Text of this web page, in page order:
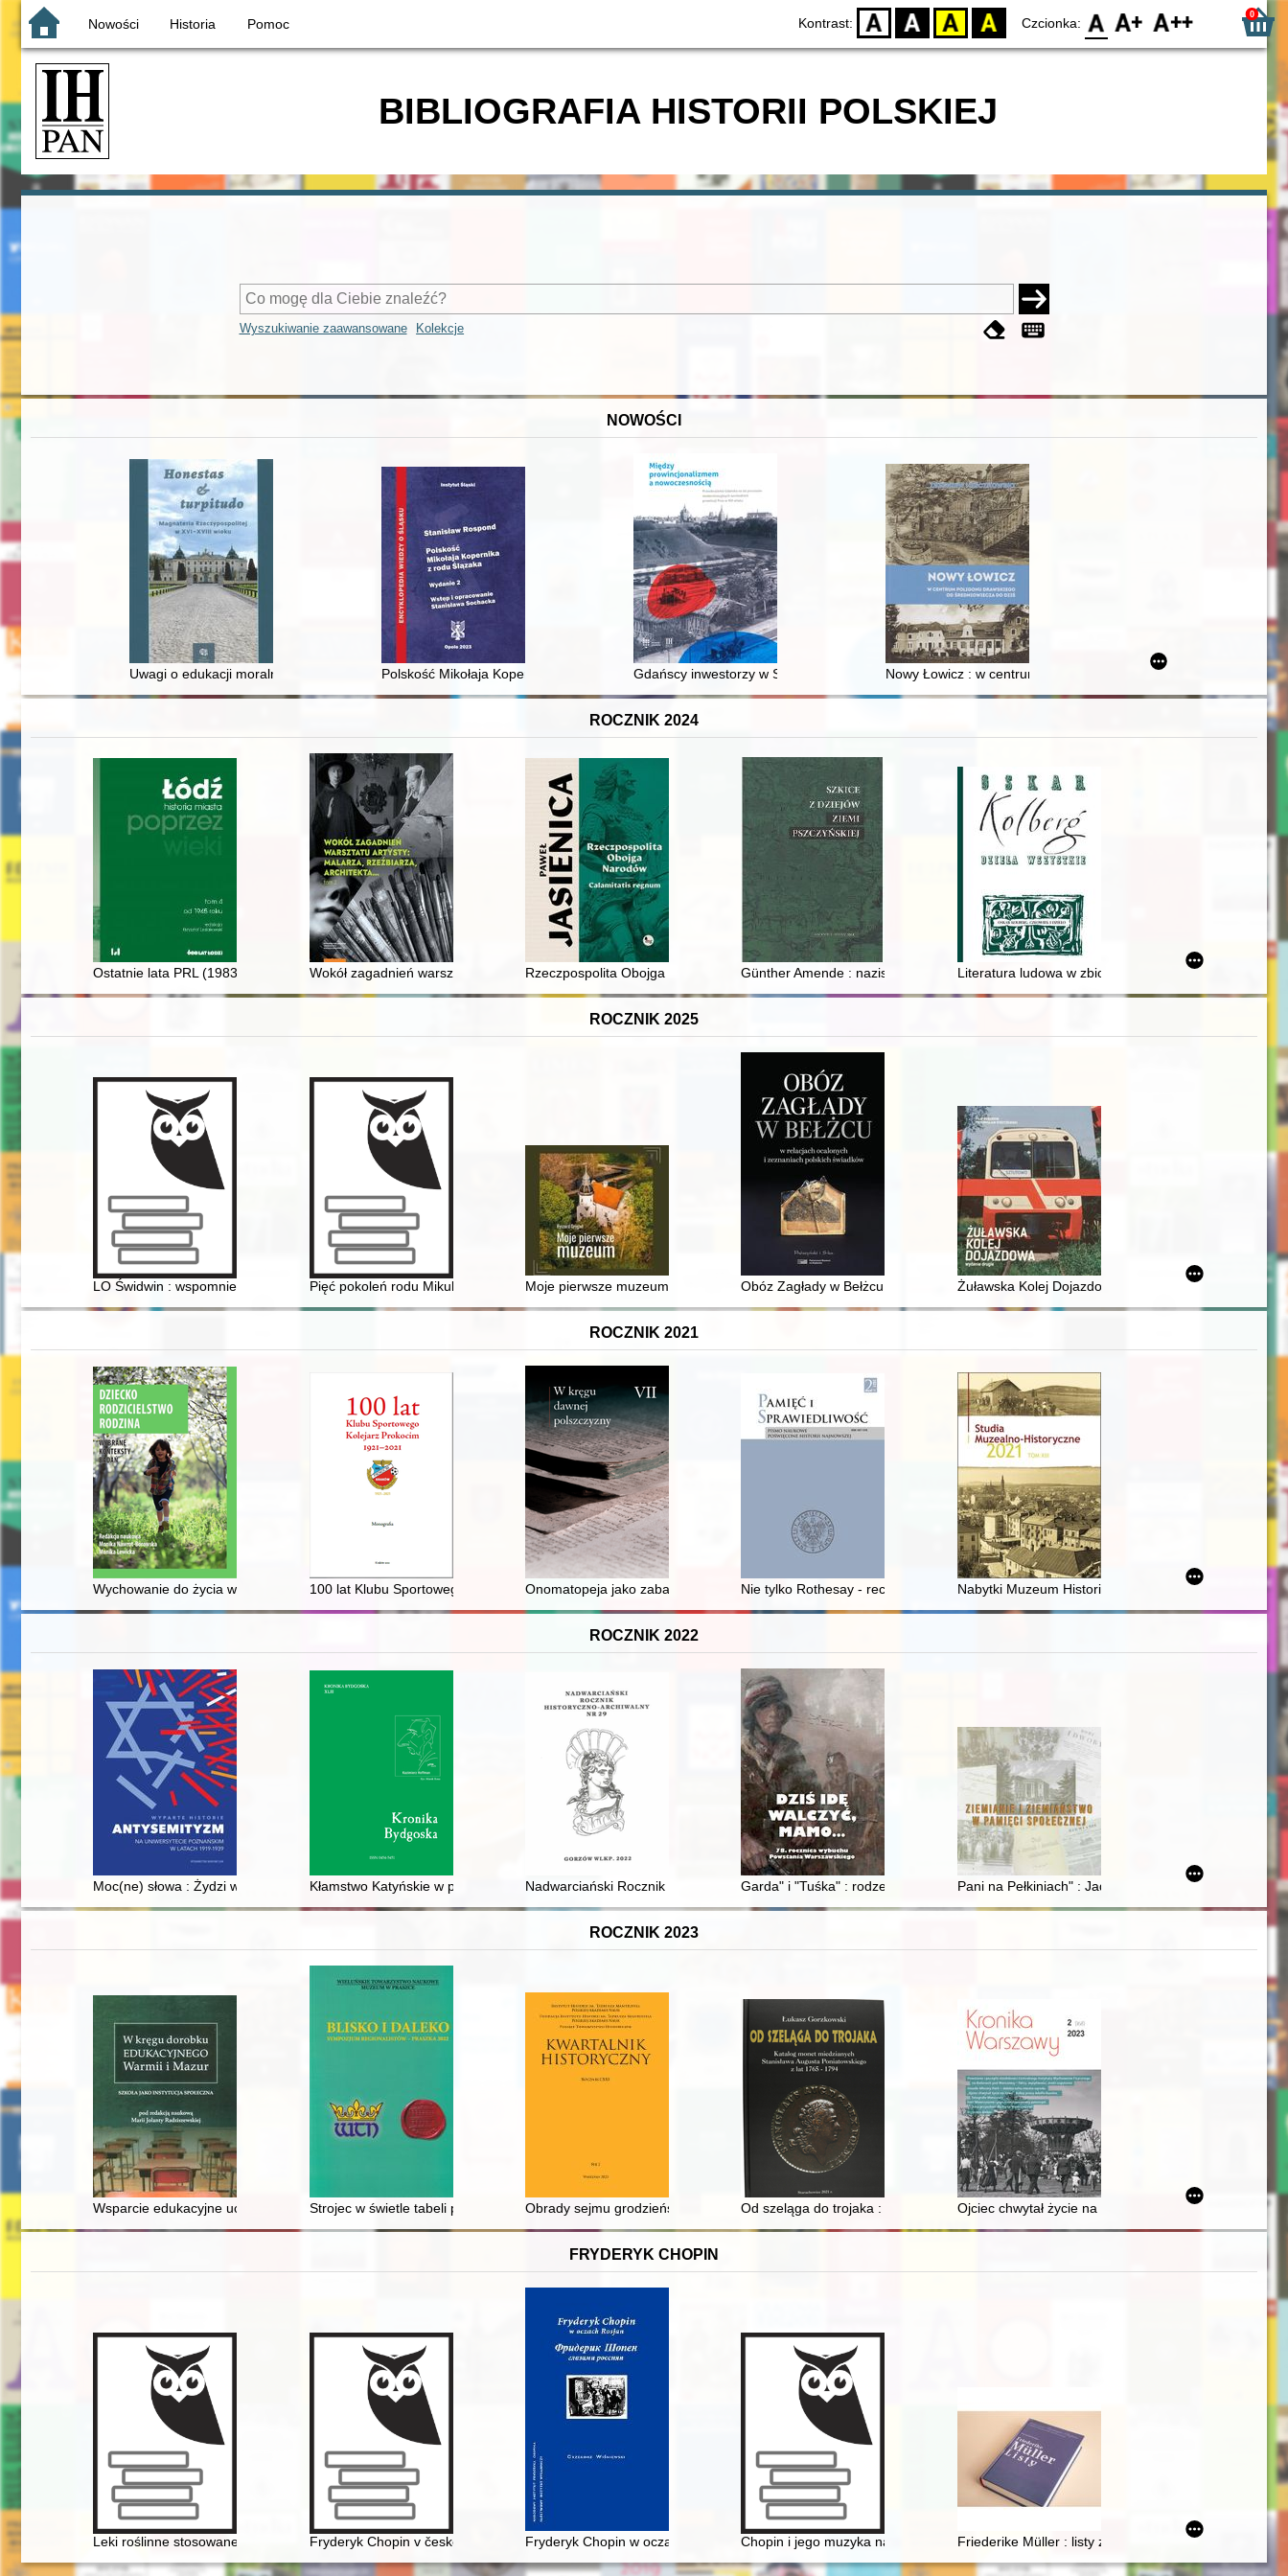
Nowości Historia Pomoc Kontrast: D BW YB BY Czcionka: F0 F1 F2 0
BIBLIOGRAFIA HISTORII POLSKIEJ
Wyszukiwanie zaawansowane Kolekcje
NOWOŚCI
Uwagi o edukacji moralnej synów szlacheckich w XVI-wiecznej Rzeczypospolitej
Polskość Mikołaja Kopernika z rodu ŚlązakaGdańscy inwestorzy w Sopocie : prestiż finansowy i towarzyski lokalnego mieszczaństwa w 2. poł. XIX w
Nowy Łowicz : w centrum poligonu drawskiego od średniowiecza
ROCZNIK 2024
Ostatnie lata PRL (1983-1989) Wokół zagadnień warsztatu artysty : malarza, rzeźbiarza, architekta... T. 2
Rzeczpospolita Obojga Narodów : calamitatis regnumGünther Amende : nazistowski nauczyciel w Bojszowach w czasie drugiej wojny światowej
Literatura ludowa w zbiorach Oskara Kolberga
ROCZNIK 2025
LO Świdwin : wspomnienia absolwentów : rocznik 1975
Pięć pokoleń rodu Mikulskich. T. 1 Moje pierwsze muzeum Obóz Zagłady w Bełżcu : w relacjach ocalonych i zeznaniach polskich świadków
Żuławska Kolej Dojazdowa
ROCZNIK 2021
Wychowanie do życia w rodzinie" w polskich szkołach - w kontekście uwarunkowań prawnych i społecznych : rys historyczny
100 lat Klubu Sportowego Kolejarz Prokocim 1921-2021 : monografiaOnomatopeja jako zabawa dźwiękiem w "Historii uciesznej o królewnie Banialuce" Hieronima Morsztyna
Nie tylko Rothesay - recenzja] Nabytki Muzeum Historii Kielc w 2020 r
ROCZNIK 2022
Moc(ne) słowa : Żydzi w poznańskiej prasie antysemickiej lat trzydziestych XX wieku
Kłamstwo Katyńskie w prasie województwa pomorskiego (1945-1950)
Nadwarciański Rocznik Historyczno-Archiwalny. Nr 29 (2022)Garda" i "Tuśka" : rodzeństwo Czaykowskich w Powstaniu Warszawskim
Pani na Pełkiniach" : Jadwiga z Dzieduszyckich
ROCZNIK 2023
Wsparcie edukacyjne uczniów zdolnych w publicznych liceach ogólnokształcących w Olsztynie (2020-2022) = Educational support for gifted students in public high-schools in Olsztyn
Strojec w świetle tabeli prestacyjnej z 1846 rObrady sejmu grodzieńskiego 1784 roku - recenzja]Od szeląga do trojaka : katalog monet miedzianych Stanisława Augusta Poniatowskiego
Ojciec chwytał życie na żywo" : kulisy pracy Adolfa
FRYDERYK CHOPIN
Leki roślinne stosowane w leczeniu Fryderyka Chopina
Fryderyk Chopin v české literatuóe Fryderyk Chopin w oczach Rosjan. Antologia. Friderik źopen glazami Rossiân. Antologiâ
Chopin i jego muzyka na Dolnym Śląsku" - wystawa w Archiwum Państwowym we
Friederike Müller : listy z Paryża 1839-1845 :